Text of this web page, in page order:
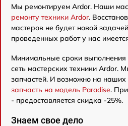
Мы ремонтируем Ardor. Наши
ремонту техники Ardor.
мастеров не будет новой
проведенных работ у нас
Минимальные сроки
сеть мастерских техники Ardor.
запчастей. И возможно на
запчасть на модель Paradise.
- предоставляется скидка -25%.
Знаем свое дело